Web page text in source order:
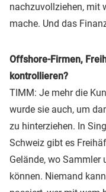
nachzuvollziehen, mit
mache. Und das
Offshore-Firmen,
kontrollieren?
TIMM: Je mehr die
wurde sie auch, um
zu hinterziehen. In
Schweiz gibt es
Gelände, wo Sammler
können. Niemand